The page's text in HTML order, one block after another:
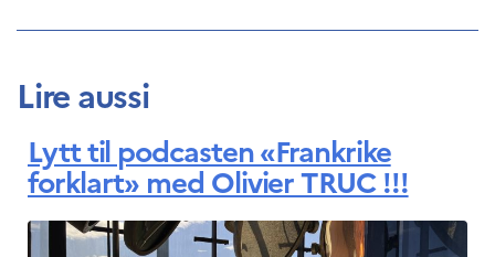
Lire aussi
Lytt til podcasten «Frankrike
forklart» med Olivier TRUC !!!